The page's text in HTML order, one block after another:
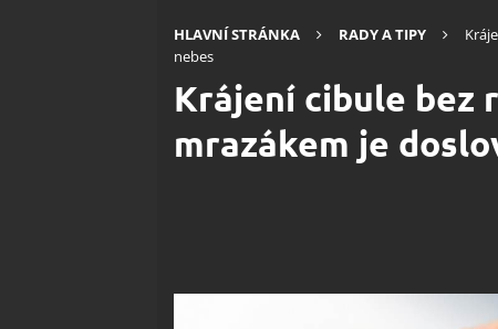
HLAVNÍ STRÁNKA RADY A TIPY
nebes
Krájení cibule bez
mrazákem je